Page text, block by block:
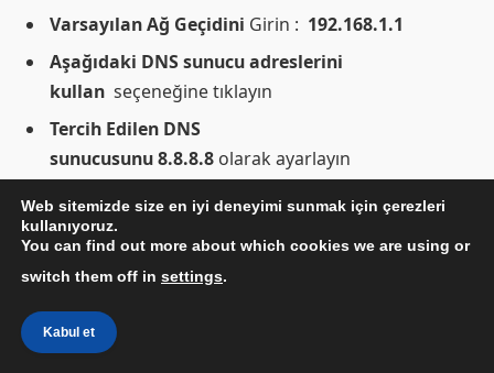
Varsayılan Ağ Geçidini Girin : 192.168.1.1
Aşağıdaki DNS sunucu adreslerini
kullan seçeneğine tıklayın
Tercih Edilen DNS
sunucusunu8.8.8.8 olarak ayarlayın
Alternatif DNS sunucusunu
8.8.4.4 olarak girin
“Çıkışta ayarları doğrula”
Son olarak, Tamamdüğmesine tıklayın
Ağ Ayarlarını Sıfırlayın
Web sitemizde size en iyi deneyimi sunmak için çerezleri
kullanıyoruz.
You can find out more about which cookies we are using or
switch them off in settings.
Kabul et